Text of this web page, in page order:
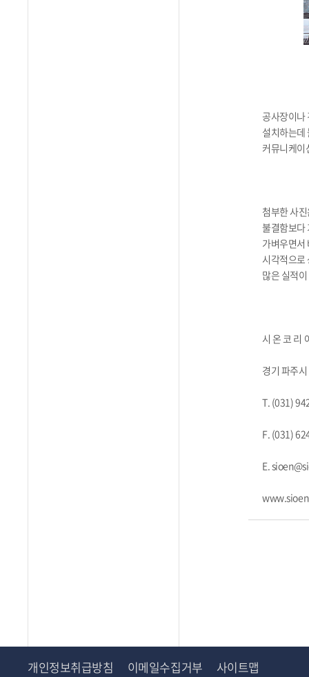
공사장이나
설치하는데
커뮤니케이
첨부한 사
불결함보다
가벼우면서
시각적으로
많은 실적
시 온 코 리
경기 파주
T. (031)
F. (031)
E.
개인정보취급방침 이메일수집거부 사이트맵